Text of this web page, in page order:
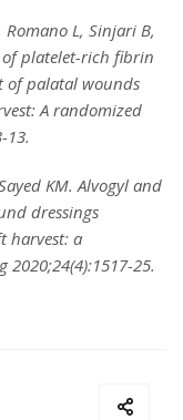
L, Sinjari B,
of platelet-rich fibrin
of palatal wounds
A randomized
13.
KM. Alvogyl and
dressings
harvest: a
25.